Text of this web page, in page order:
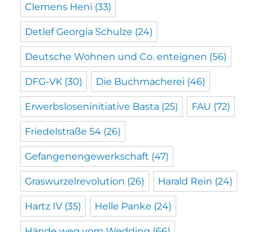
Clemens Heni (33)
Detlef Georgia Schulze (24)
Deutsche Wohnen und Co. enteignen (56)
DFG-VK (30) Die Buchmacherei (46)
Erwerbsloseninitiative Basta (25) FAU (72)
Friedelstraße 54 (26)
Gefangenengewerkschaft (47)
Graswurzelrevolution (26) Harald Rein (24)
Hartz IV (35) Helle Panke (24)